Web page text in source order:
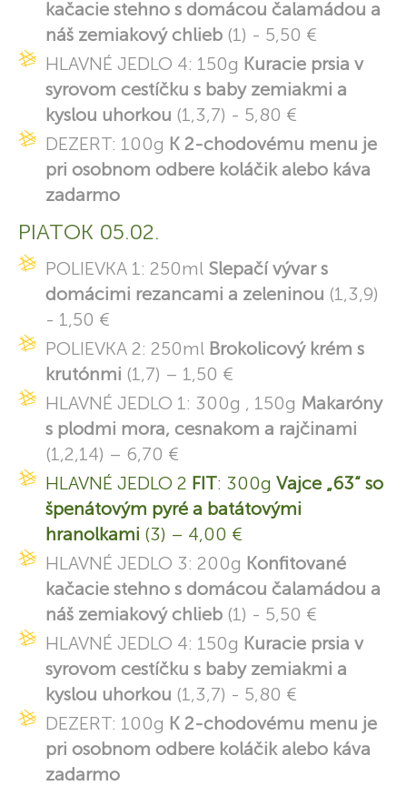
kačacie stehno s domácou čalamádou a
náš zemiakový chlieb (1) - 5,50 €
HLAVNÉ JEDLO 4: 150g Kuracie prsia v
syrovom cestíčku s baby zemiakmi a
kyslou uhorkou (1,3,7) - 5,80 €
DEZERT: 100g K 2-chodovému menu je
pri osobnom odbere koláčik alebo káva
zadarmo
PIATOK 05.02.
POLIEVKA 1: 250ml Slepačí vývar s
domácimi rezancami a zeleninou (1,3,9)
- 1,50 €
POLIEVKA 2: 250ml Brokolicový krém s
krutónmi (1,7) – 1,50 €
HLAVNÉ JEDLO 1: 300g , 150g Makaróny
s plodmi mora, cesnakom a rajčinami
(1,2,14) – 6,70 €
HLAVNÉ JEDLO 2 FIT: 300g Vajce „63“ so
špenátovým pyré a batátovými
hranolkami (3) – 4,00 €
HLAVNÉ JEDLO 3: 200g Konfitované
kačacie stehno s domácou čalamádou a
náš zemiakový chlieb (1) - 5,50 €
HLAVNÉ JEDLO 4: 150g Kuracie prsia v
syrovom cestíčku s baby zemiakmi a
kyslou uhorkou (1,3,7) - 5,80 €
DEZERT: 100g K 2-chodovému menu je
pri osobnom odbere koláčik alebo káva
zadarmo